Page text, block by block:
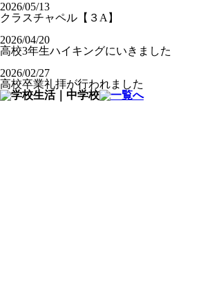
2026/05/13
クラスチャペル【３A】
2026/04/20
高校3年生ハイキングにいきました
2026/02/27
高校卒業礼拝が行われました